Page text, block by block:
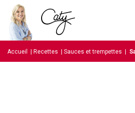
Accueil Recettes Sauces et trempettes